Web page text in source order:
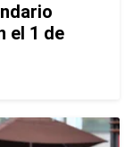
el 1 de